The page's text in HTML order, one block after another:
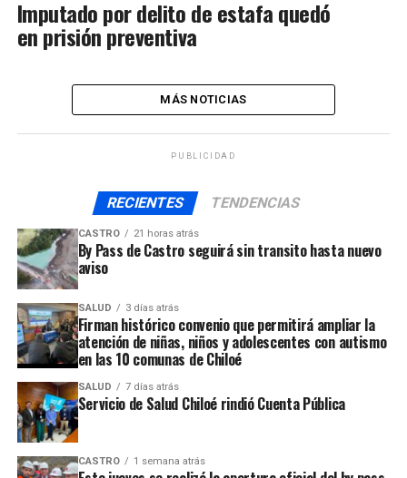
Imputado por delito de estafa quedó
en prisión preventiva
MÁS NOTICIAS
PUBLICIDAD
RECIENTES TENDENCIAS
CASTRO 21 horas atrás
By Pass de Castro seguirá sin transito hasta nuevo
aviso
SALUD 3 días atrás
Firman histórico convenio que permitirá ampliar la
atención de niñas, niños y adolescentes con autismo
en las 10 comunas de Chiloé
SALUD 7 días atrás
Servicio de Salud Chiloé rindió Cuenta Pública
CASTRO 1 semana atrás